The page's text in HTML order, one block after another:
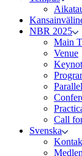
NBR 2025
Main
Venue
Call
Svenska